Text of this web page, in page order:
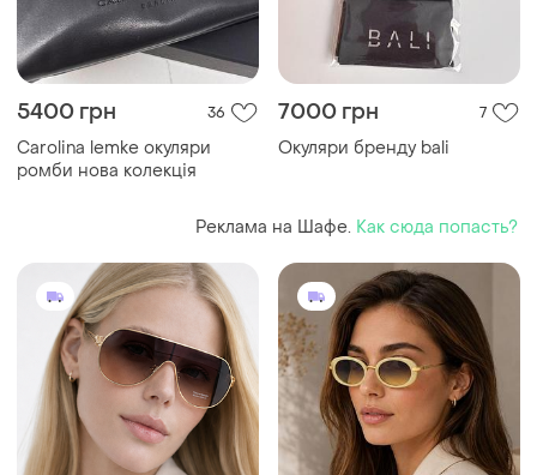
5400 грн 36
Carolina lemke окуляри
ромби нова колекція
7000 грн 7
Окуляри бренду bali
Реклама на Шафе. Как сюда попасть?